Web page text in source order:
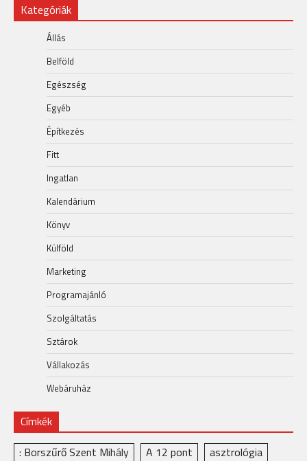
Kategóriák
Állás
Belföld
Egészség
Egyéb
Építkezés
Fitt
Ingatlan
Kalendárium
Könyv
Külföld
Marketing
Programajánló
Szolgáltatás
Sztárok
Vállakozás
Webáruház
Címkék
: Borszűrő Szent Mihály
A 12 pont
asztrológia